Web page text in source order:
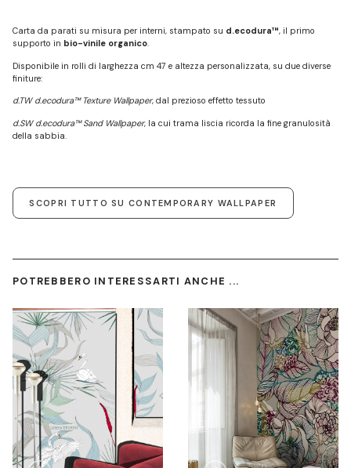
Carta da parati su misura per interni, stampato su d.ecodura™, il primo
supporto in bio-vinile organico.
Disponibile in rolli di larghezza cm 47 e altezza personalizzata, su due diverse
finiture:
d.TW d.ecodura™ Texture Wallpaper, dal prezioso effetto tessuto
d.SW d.ecodura™ Sand Wallpaper, la cui trama liscia ricorda la fine granulosità
della sabbia.
SCOPRI TUTTO SU CONTEMPORARY WALLPAPER
POTREBBERO INTERESSARTI ANCHE ...